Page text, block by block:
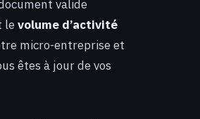
document valide
levolume d’activité
micro-entreprise et
êtes à jour de vos